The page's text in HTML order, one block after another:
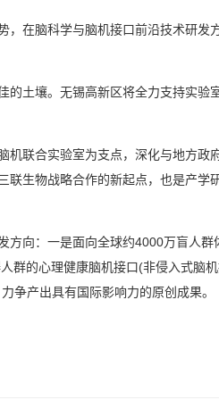
在脑科学与脑机接口前沿技术研发
土壤。无锡高新区将全力支持实验
机联合实验室为支点，深化与地方政
生物战略合作的新起点，也是产学
方向：一是面向全球约4000万盲人群
群的心理健康脑机接口(非侵入式脑
争产出具有国际影响力的原创成果。